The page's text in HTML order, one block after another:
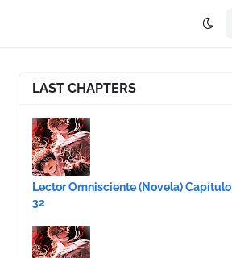
LAST CHAPTERS
Lector Omnisciente (Novela) Capítulo
32